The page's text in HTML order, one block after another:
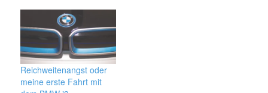
Reichweitenangst oder
meine erste Fahrt mit